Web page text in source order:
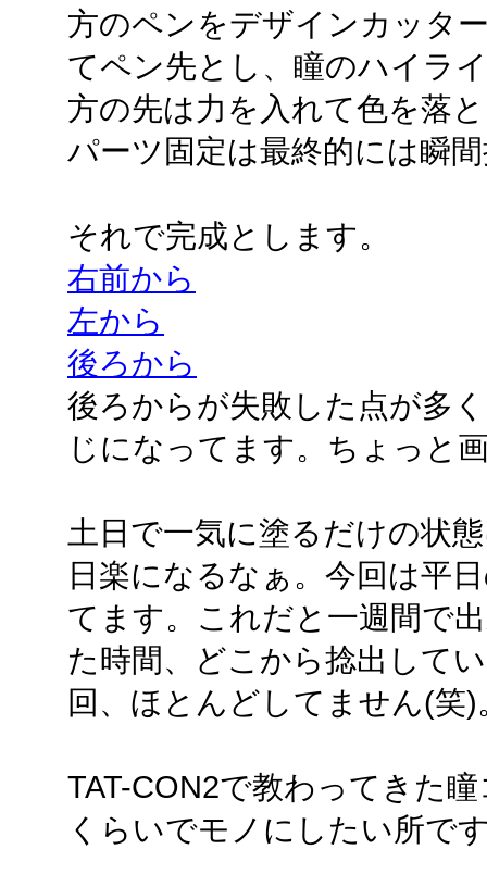
方のペンをデザインカッタ
てペン先とし、瞳のハイラ
方の先は力を入れて色を落
パーツ固定は最終的には瞬
それで完成とします。
右前から
左から
後ろから
後ろからが失敗した点が多
じになってます。ちょっと
土日で一気に塗るだけの状
日楽になるなぁ。今回は平
てます。これだと一週間で
た時間、どこから捻出して
回、ほとんどしてません(笑)
TAT-CON2で教わってきた
くらいでモノにしたい所で